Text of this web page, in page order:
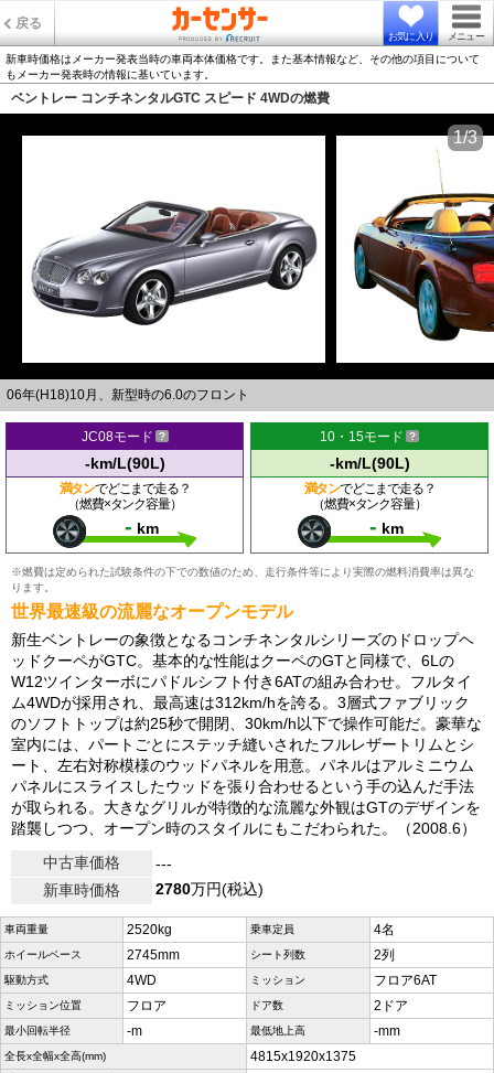
戻る
お気に入り メニュー
新車時価格はメーカー発表当時の車両本体価格です。また基本情報など、その他の項目について
もメーカー発表時の情報に基いています。
ベントレー コンチネンタルGTC スピード 4WDの燃費
06年(H18)10月、新型時の6.0のフロント
1/3
JC08モード
-km/L(90L)
満タンでどこまで走る？
（燃費×タンク容量）
- km
10・15モード
-km/L(90L)
満タンでどこまで走る？
（燃費×タンク容量）
- km
※燃費は定められた試験条件の下での数値のため、走行条件等により実際の燃料消費率は異な
ります。
世界最速級の流麗なオープンモデル
新生ベントレーの象徴となるコンチネンタルシリーズのドロップヘ
ッドクーペがGTC。基本的な性能はクーペのGTと同様で、6Lの
W12ツインターボにパドルシフト付き6ATの組み合わせ。フルタイ
ム4WDが採用され、最高速は312km/hを誇る。3層式ファブリック
のソフトトップは約25秒で開閉、30km/h以下で操作可能だ。豪華な
室内には、パートごとにステッチ縫いされたフルレザートリムとシ
ート、左右対称模様のウッドパネルを用意。パネルはアルミニウム
パネルにスライスしたウッドを張り合わせるという手の込んだ手法
が取られる。大きなグリルが特徴的な流麗な外観はGTのデザインを
踏襲しつつ、オープン時のスタイルにもこだわられた。（2008.6）
中古車価格
---
新車時価格
2780万円(税込)
車両重量 2520kg 乗車定員 4名
ホイールベース 2745mm シート列数 2列
駆動方式 4WD ミッション フロア6AT
ミッション位置 フロア ドア数 2ドア
最小回転半径 -m 最低地上高 -mm
全長x全幅x全高(mm) 4815x1920x1375